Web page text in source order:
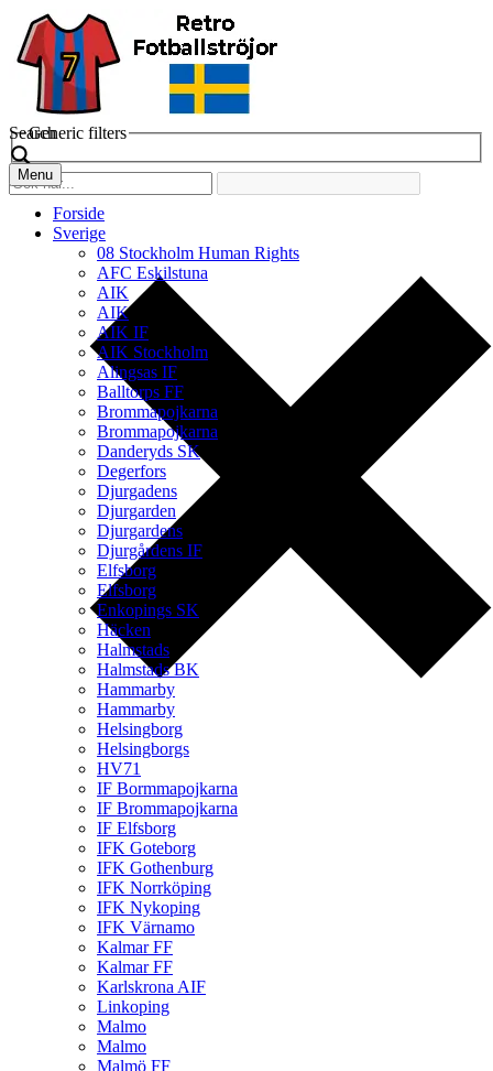
Search
Generic filters
Menu
Forside
Sverige
08 Stockholm Human Rights
AFC Eskilstuna
AIK
AIK
AIK IF
AIK Stockholm
Alingsas IF
Balltorps FF
Brommapojkarna
Brommapojkarna
Danderyds SK
Degerfors
Djurgadens
Djurgarden
Djurgardens
Djurgårdens IF
Elfsborg
Elfsborg
Enkopings SK
Häcken
Halmstads
Halmstads BK
Hammarby
Hammarby
Helsingborg
Helsingborgs
HV71
IF Bormmapojkarna
IF Brommapojkarna
IF Elfsborg
IFK Goteborg
IFK Gothenburg
IFK Norrköping
IFK Nykoping
IFK Värnamo
Kalmar FF
Kalmar FF
Karlskrona AIF
Linkoping
Malmo
Malmo
Malmö FF